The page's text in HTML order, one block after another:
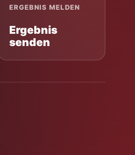
ERGEBNIS MELDEN
Ergebnis
senden